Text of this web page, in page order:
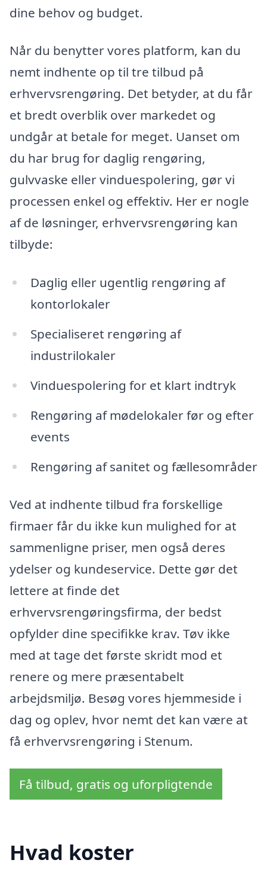
dine behov og budget.
Når du benytter vores platform, kan du
nemt indhente op til tre tilbud på
erhvervsrengøring. Det betyder, at du får
et bredt overblik over markedet og
undgår at betale for meget. Uanset om
du har brug for daglig rengøring,
gulvvaske eller vinduespolering, gør vi
processen enkel og effektiv. Her er nogle
af de løsninger, erhvervsrengøring kan
tilbyde:
Daglig eller ugentlig rengøring af
kontorlokaler
Specialiseret rengøring af
industrilokaler
Vinduespolering for et klart indtryk
Rengøring af mødelokaler før og efter
events
Rengøring af sanitet og fællesområder
Ved at indhente tilbud fra forskellige
firmaer får du ikke kun mulighed for at
sammenligne priser, men også deres
ydelser og kundeservice. Dette gør det
lettere at finde det
erhvervsrengøringsfirma, der bedst
opfylder dine specifikke krav. Tøv ikke
med at tage det første skridt mod et
renere og mere præsentabelt
arbejdsmiljø. Besøg vores hjemmeside i
dag og oplev, hvor nemt det kan være at
få erhvervsrengøring i Stenum.
Få tilbud, gratis og uforpligtende
Hvad koster